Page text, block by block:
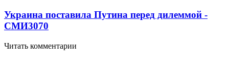
Украина поставила Путина перед дилеммой -
СМИ3070
Читать комментарии